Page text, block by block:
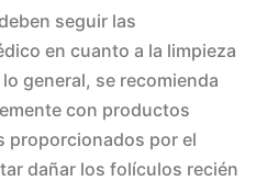
seguir las
en cuanto a la limpieza
general, se recomienda
con productos
proporcionados por el
dañar los folículos recién